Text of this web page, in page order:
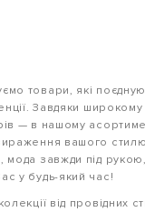
товари, які
Завдяки
— в нашому
вашого
мода завжди під
у будь-який час!
від провідних